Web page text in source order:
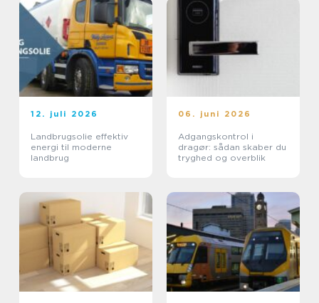
12. juli 2026
Landbrugsolie effektiv
energi til moderne
landbrug
06. juni 2026
Adgangskontrol i
dragør: sådan skaber du
tryghed og overblik